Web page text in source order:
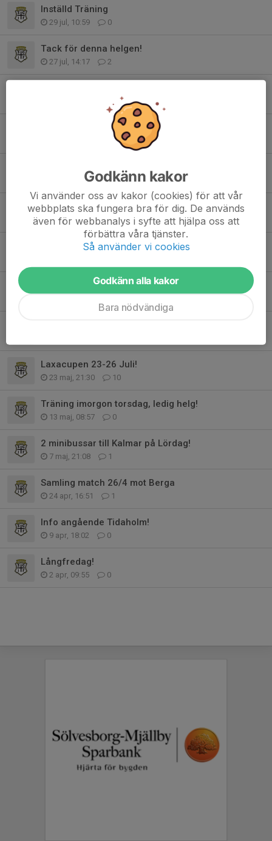
Inställd Träning
29 jul, 10:59 0
Tack för denna helgen!
27 jul, 14:17 2
Laxacupen 23-26 Juli!
27 jun, 19:30 0
Tack!
17 jun, 20:55 0
Kvällens fotografering!
Sölvesborgscupen 2026!
Laxacupen 23-26 Juli!
23 maj, 21:30 10
Träning imorgon torsdag, ledig helg!
13 maj, 08:57 0
2 minibussar till Kalmar på Lördag!
7 maj, 21:08 1
Samling match 26/4 mot Berga
24 apr, 16:51 1
Info angående Tidaholm!
9 apr, 18:02 0
Långfredag!
2 apr, 09:55 0
Godkänn kakor
Vi använder oss av kakor (cookies) för att vår
webbplats ska fungera bra för dig. De används
även för webbanalys i syfte att hjälpa oss att
förbättra våra tjänster.
Så använder vi cookies
Godkänn alla kakor
Bara nödvändiga